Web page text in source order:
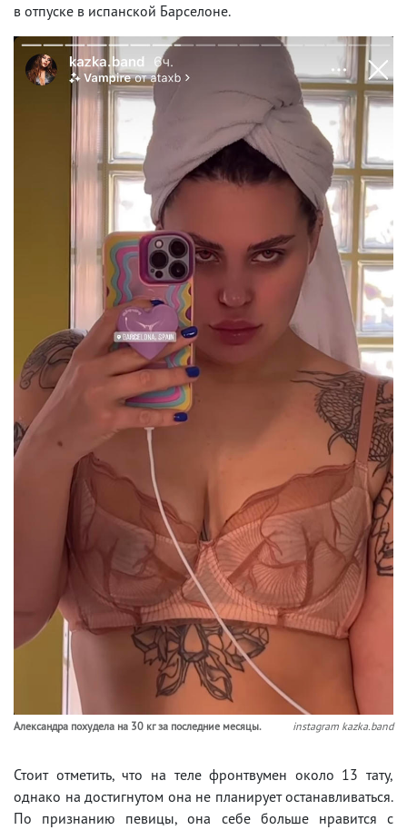
в отпуске в испанской Барселоне.
Александра похудела на 30 кг за последние месяцы. instagram kazka.band
Стоит отметить, что на теле фронтвумен около 13 тату,
однако на достигнутом она не планирует останавливаться.
По признанию певицы, она себе больше нравится с